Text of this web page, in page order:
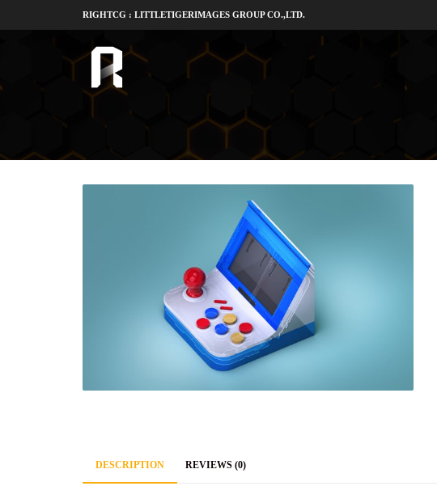
RIGHTCG : LITTLETIGERIMAGES GROUP CO.,LTD.
DESCRIPTION REVIEWS (0)